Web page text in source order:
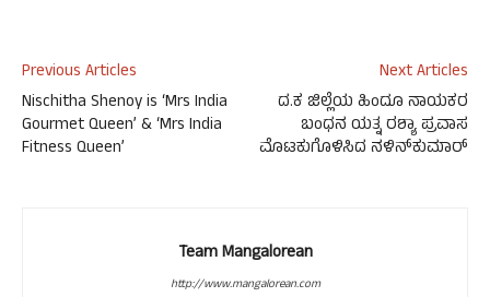
Previous Articles
Nischitha Shenoy is ‘Mrs India
Gourmet Queen’ & ‘Mrs India
Fitness Queen’
Next Articles
ದ.ಕ ಜಿಲ್ಲೆಯ ಹಿಂದೂ ನಾಯಕರ
ಬಂಧನ ಯತ್ನ ರಶ್ಯಾ ಪ್ರವಾಸ
ಮೊಟಕುಗೊಳಿಸಿದ ನಳಿನ್‍ಕುಮಾರ್
Team Mangalorean
http://www.mangalorean.com